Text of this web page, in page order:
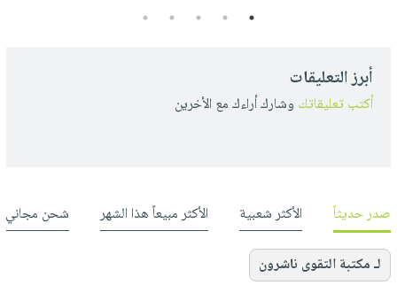
1
2
3
4
5
أبرز التعليقات
أكتب تعليقاتك وشارك أراءك مع الأخرين
صدر حديثاً الأكثر شعبية الأكثر مبيعاً هذا الشهر شحن مجاني
لـ مكتبة التقوى ناشرون